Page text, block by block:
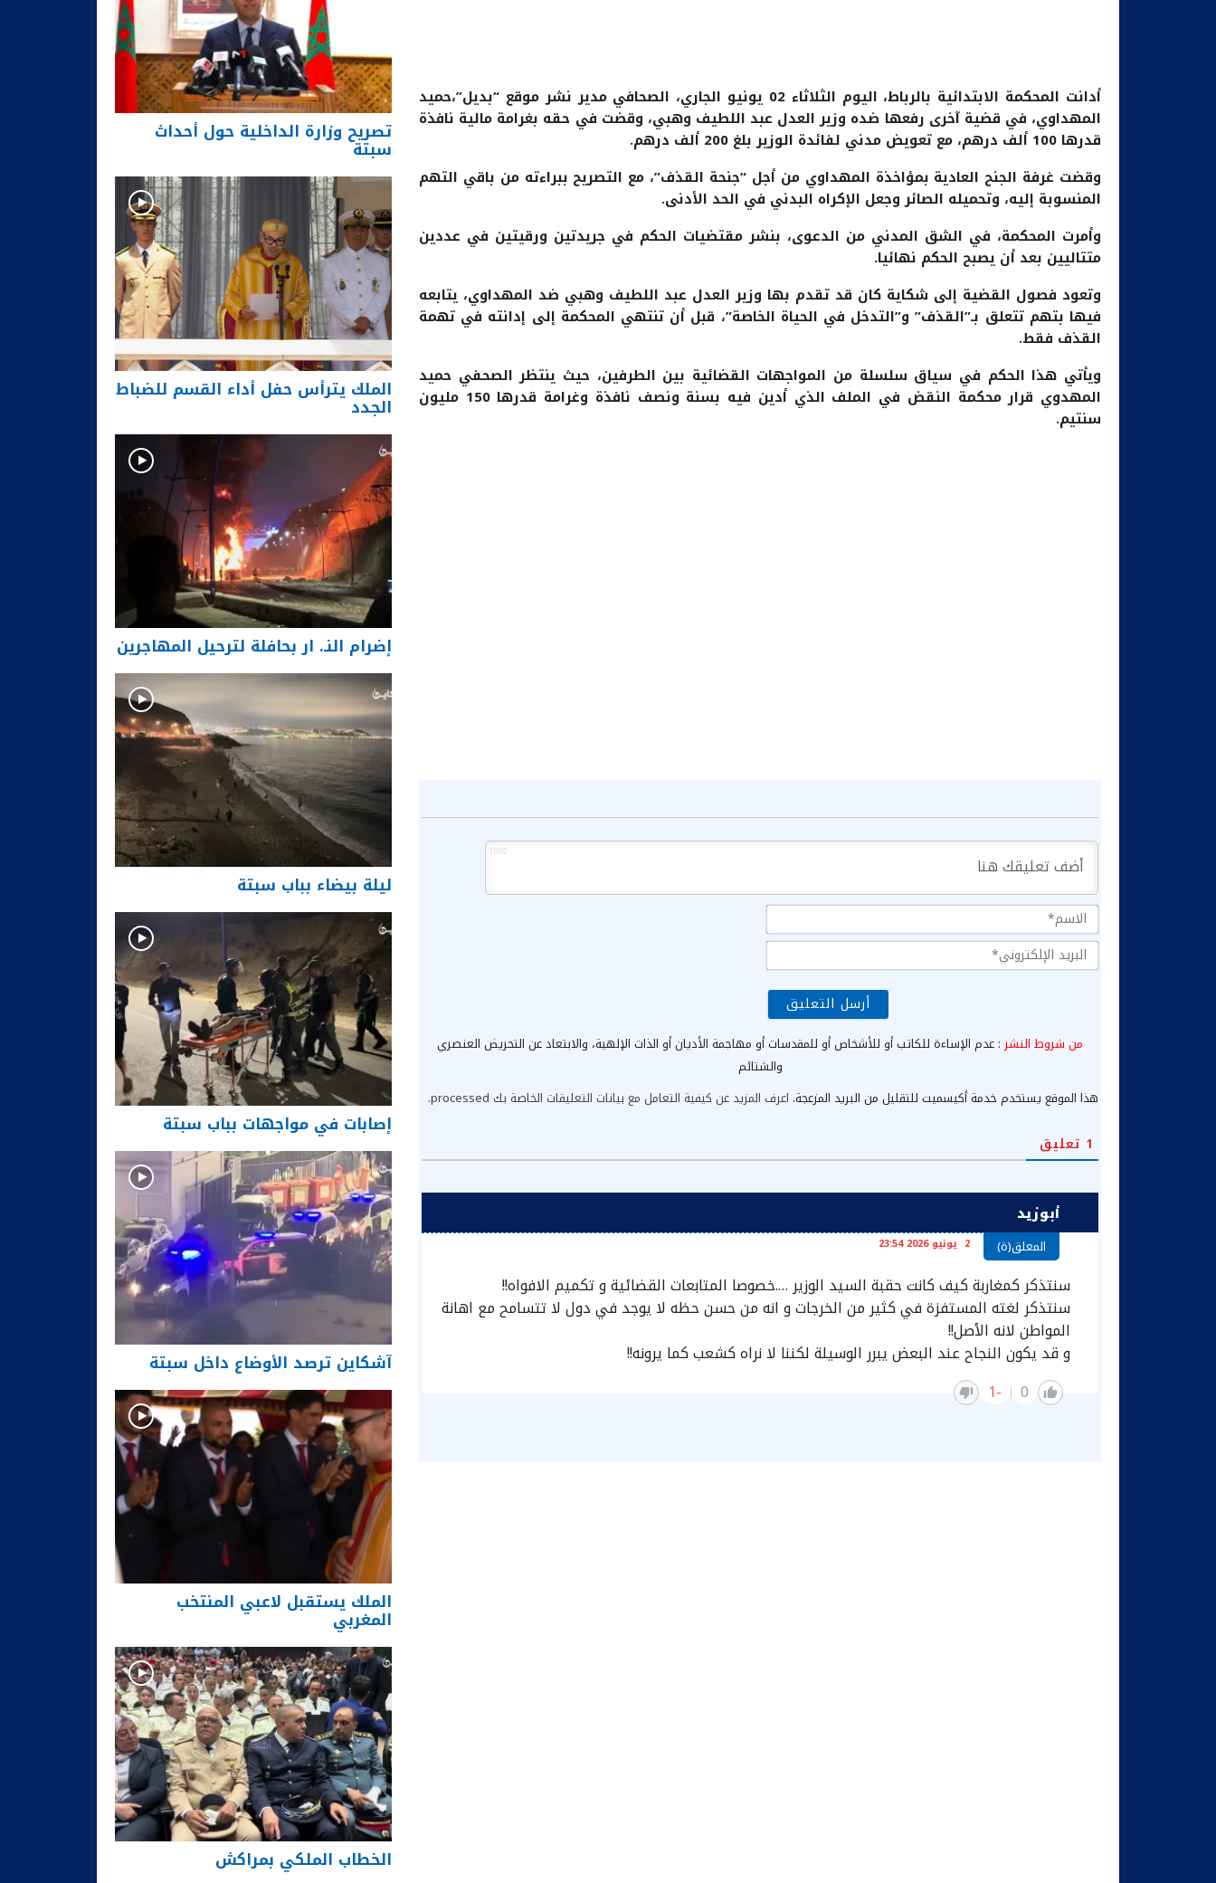
أدانت المحكمة الابتدائية بالرباط، اليوم الثلاثاء 02 يونيو الجاري، الصحافي مدير نشر موقع “بديل”،حميد
المهداوي، في قضية آخرى رفعها ضده وزير العدل عبد اللطيف وهبي، وقضت في حقه بغرامة مالية نافذة
قدرها 100 ألف درهم، مع تعويض مدني لفائدة الوزير بلغ 200 ألف درهم.
وقضت غرفة الجنح العادية بمؤاخذة المهداوي من أجل “جنحة القذف”، مع التصريح ببراءته من باقي التهم
المنسوبة إليه، وتحميله الصائر وجعل الإكراه البدني في الحد الأدنى.
وأمرت المحكمة، في الشق المدني من الدعوى، بنشر مقتضيات الحكم في جريدتين ورقيتين في عددين
متتاليين بعد أن يصبح الحكم نهائيا.
وتعود فصول القضية إلى شكاية كان قد تقدم بها وزير العدل عبد اللطيف وهبي ضد المهداوي، يتابعه
فيها بتهم تتعلق بـ”القذف” و”التدخل في الحياة الخاصة”، قبل أن تنتهي المحكمة إلى إدانته في تهمة
القذف فقط.
ويأتي هذا الحكم في سياق سلسلة من المواجهات القضائية بين الطرفين، حيث ينتظر الصحفي حميد
المهدوي قرار محكمة النقض في الملف الذي أدين فيه بسنة ونصف نافذة وغرامة قدرها 150 مليون
سنتيم.
1000
الإلكتروني*
من شروط النشر : عدم الإساءة للكاتب أو للأشخاص أو للمقدسات أو مهاجمة الأديان أو الذات الإلهية، والابتعاد عن التحريض العنصري
والشتائم
هذا الموقع يستخدم خدمة أكيسميت للتقليل من البريد المزعجة. اعرف المزيد عن كيفية التعامل مع بيانات التعليقات الخاصة بك processed .
1 تعليق
أبوزيد
المعلق(ة) 2 يونيو 2026 23:54
سنتذكر كمغاربة كيف كانت حقبة السيد الوزير ….خصوصا المتابعات القضائية و تكميم الافواه!!
سنتذكر لغته المستفزة في كثير من الخرجات و انه من حسن حظه لا يوجد في دول لا تتسامح مع اهانة
المواطن لانه الأصل!!
و قد يكون النجاح عند البعض يبرر الوسيلة لكننا لا نراه كشعب كما يرونه!!
0
-1
تصريح وزارة الداخلية حول أحداث
سبتة
الملك يترأس حفل أداء القسم للضباط
الجدد
إضرام النـ. ار بحافلة لترحيل المهاجرين
ليلة بيضاء بباب سبتة
إصابات في مواجهات بباب سبتة
آشكاين ترصد الأوضاع داخل سبتة
الملك يستقبل لاعبي المنتخب
المغربي
الخطاب الملكي بمراكش